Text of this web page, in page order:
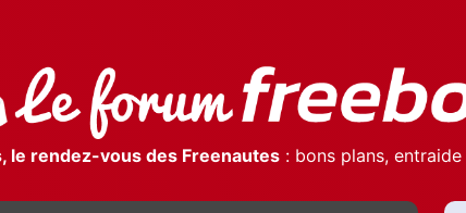
le rendez-vous des Freenautes: bons plans, entraide